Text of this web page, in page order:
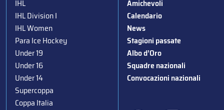
IHL
IHL Division I
IHL Women
Para Ice Hockey
Under 19
Under 16
Under 14
Supercoppa
Coppa Italia
Amichevoli
Calendario
News
Stagioni passate
Albo d’Oro
Squadre nazionali
Convocazioni nazionali